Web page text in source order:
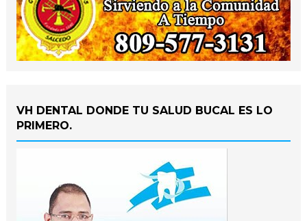
VH DENTAL DONDE TU SALUD BUCAL ES LO
PRIMERO.